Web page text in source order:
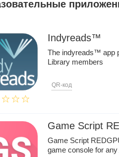
Indyreads™
The indyreads™ app
Library members
QR-код
Game Script
Game Script
game console for